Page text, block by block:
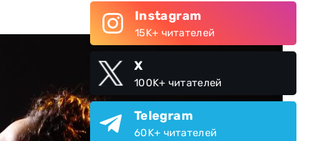
Instagram
15K+ читателей
X
100K+ читателей
Telegram
60K+ читателей